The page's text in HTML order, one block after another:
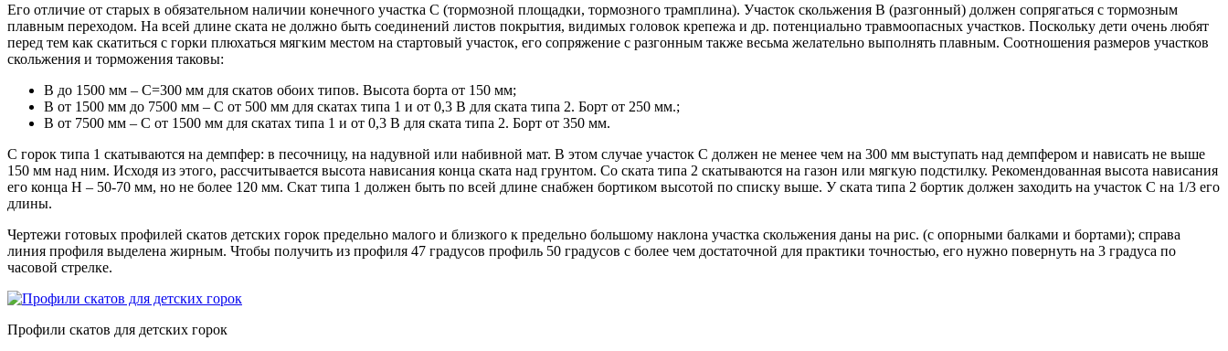
Его отличие от старых в обязательном наличии конечного участка C (тормозной площадки, тормозного трамплина). Участок скольжения Β (разгонный) должен сопрягаться с тормозным
плавным переходом. На всей длине ската не должно быть соединений листов покрытия, видимых головок крепежа и др. потенциально травмоопасных участков. Поскольку дети очень любят
перед тем как скатиться с горки плюхаться мягким местом на стартовый участок, его сопряжение с разгонным также весьма желательно выполнять плавным. Соотношения размеров участков
скольжения и торможения таковы:
B до 1500 мм – C=300 мм для скатов обоих типов. Высота борта от 150 мм;
B от 1500 мм до 7500 мм – C от 500 мм для скатах типа 1 и от 0,3 B для ската типа 2. Борт от 250 мм.;
B от 7500 мм – C от 1500 мм для скатах типа 1 и от 0,3 B для ската типа 2. Борт от 350 мм.
С горок типа 1 скатываются на демпфер: в песочницу, на надувной или набивной мат. В этом случае участок C должен не менее чем на 300 мм выступать над демпфером и нависать не выше
150 мм над ним. Исходя из этого, рассчитывается высота нависания конца ската над грунтом. Со ската типа 2 скатываются на газон или мягкую подстилку. Рекомендованная высота нависания
его конца H – 50-70 мм, но не более 120 мм. Скат типа 1 должен быть по всей длине снабжен бортиком высотой по списку выше. У ската типа 2 бортик должен заходить на участок C на 1/3 его
длины.
Чертежи готовых профилей скатов детских горок предельно малого и близкого к предельно большому наклона участка скольжения даны на рис. (с опорными балками и бортами); справа
линия профиля выделена жирным. Чтобы получить из профиля 47 градусов профиль 50 градусов с более чем достаточной для практики точностью, его нужно повернуть на 3 градуса по
часовой стрелке.
Профили скатов для детских горок